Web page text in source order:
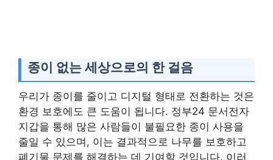
종이 없는 세상으로의 한 걸음
우리가 종이를 줄이고 디지털 형태로 전환하는 것은
환경 보호에도 큰 도움이 됩니다. 정부24 문서전자
지갑을 통해 많은 사람들이 불필요한 종이 사용을
줄일 수 있으며, 이는 결과적으로 나무를 보호하고
폐기물 문제를 해결하는 데 기여할 것입니다. 이러